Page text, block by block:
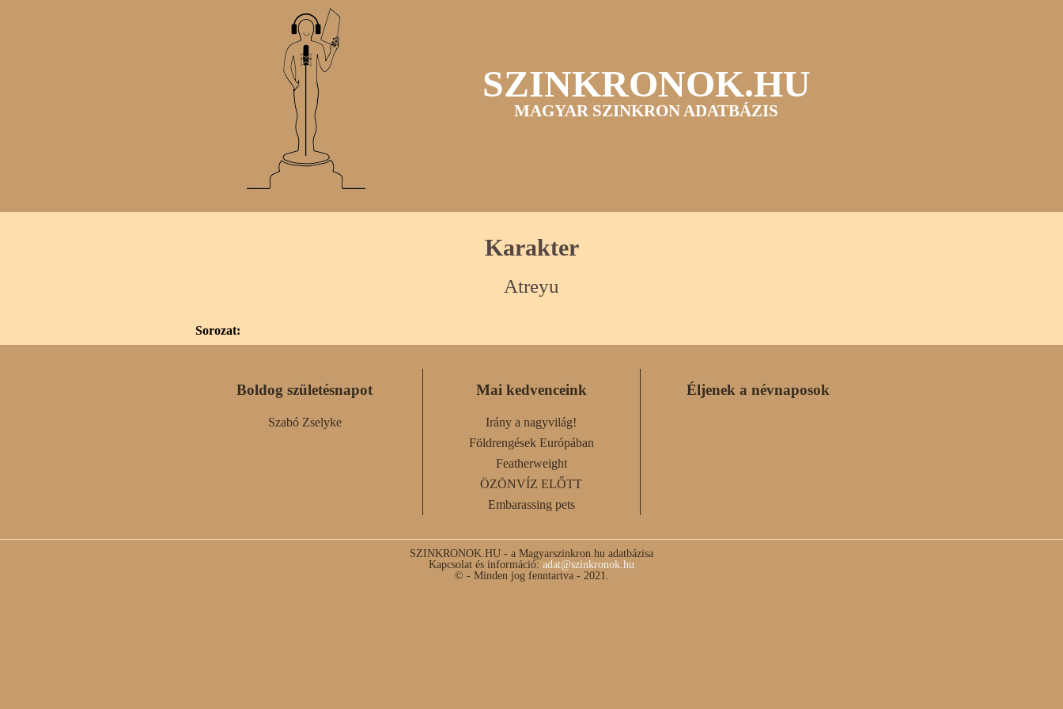
SZINKRONOK.HU
MAGYAR SZINKRON ADATBÁZIS
Karakter
Atreyu
Sorozat:
Boldog születésnapot
Szabó Zselyke
Mai kedvenceink
Irány a nagyvilág!
Földrengések Európában
Featherweight
ÖZÖNVÍZ ELŐTT
Embarassing pets
Éljenek a névnaposok
SZINKRONOK.HU - a Magyarszinkron.hu adatbázisa
Kapcsolat és információ: adat@szinkronok.hu
© - Minden jog fenntartva - 2021.